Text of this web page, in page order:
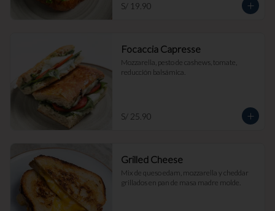
S/ 19.90
Focaccia Capresse
Mozzarella, pesto de cashews, tomate,
reducción balsámica.
S/ 25.90
Grilled Cheese
Mix de queso edam, mozzarella y cheddar
grillados en pan de masa madre molde.